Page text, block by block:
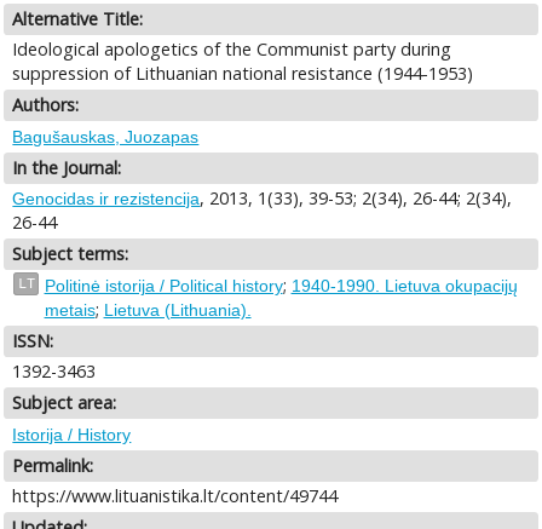
Alternative Title:
Ideological apologetics of the Communist party during
suppression of Lithuanian national resistance (1944-1953)
Authors:
Bagušauskas, Juozapas
In the Journal:
Genocidas ir rezistencija, 2013, 1(33), 39-53; 2(34), 26-44; 2(34),
26-44
Subject terms:
LT Politinė istorija / Political history; 1940-1990. Lietuva okupacijų
metais; Lietuva (Lithuania).
ISSN:
1392-3463
Subject area:
Istorija / History
Permalink:
https://www.lituanistika.lt/content/49744